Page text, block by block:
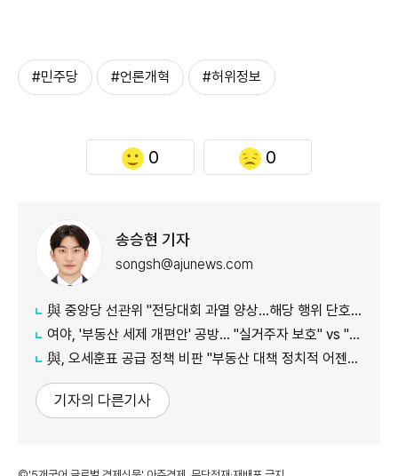
#민주당 #언론개혁 #허위정보
0 0
송승현 기자
songsh@ajunews.com
與 중앙당 선관위 "전당대회 과열 양상…해당 행위 단호히 대처"
여야, '부동산 세제 개편안' 공방… "실거주자 보호" vs "무책임의 극치"
與, 오세훈표 공급 정책 비판 "부동산 대책 정치적 어젠다로 사용"
기자의 다른기사